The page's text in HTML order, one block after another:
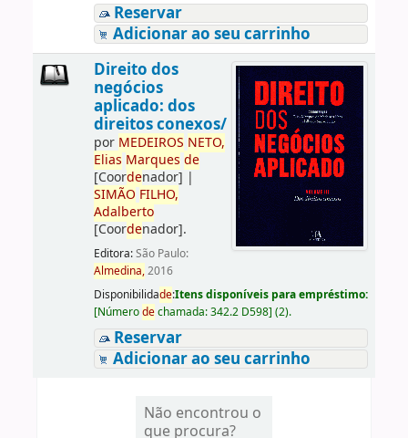
Reservar
Adicionar ao seu carrinho
Direito dos
negócios
aplicado: dos
direitos conexos/
por MEDEIROS NETO,
Elias Marques de
[Coordenador] |
SIMÃO FILHO,
Adalberto
[Coordenador].
Editora:São Paulo:
Almedina,2016
Disponibilidade:Itens disponíveis para empréstimo:
[Númerodechamada:342.2 D598] (2).
Reservar
Adicionar ao seu carrinho
Não encontrou o
que procura?